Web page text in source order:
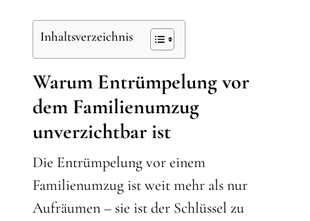
Inhaltsverzeichnis
Warum Entrümpelung vor
dem Familienumzug
unverzichtbar ist
Die Entrümpelung vor einem
Familienumzug ist weit mehr als nur
Aufräumen – sie ist der Schlüssel zu